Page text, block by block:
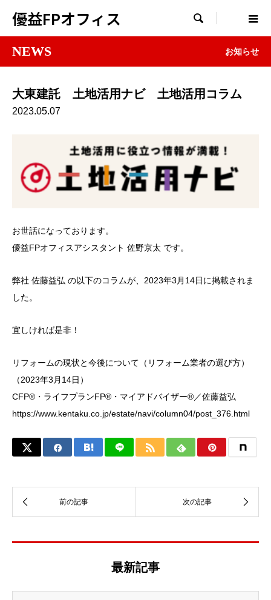
優益FPオフィス 
NEWS お知らせ
大東建託 土地活用ナビ 土地活用コラム
2023.05.07
お世話になっております。
優益FPオフィスアシスタント 佐野京太 です。
弊社 佐藤益弘 の以下のコラムが、2023年3月14日に掲載されま
した。
宜しければ是非！
リフォームの現状と今後について（リフォーム業者の選び方）
（2023年3月14日）
CFP®・ライフプランFP®・マイアドバイザー®／佐藤益弘
https://www.kentaku.co.jp/estate/navi/column04/post_376.html
最新記事